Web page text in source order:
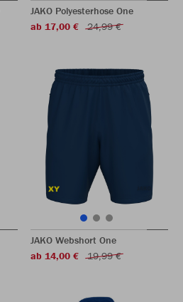
JAKO Polyesterhose One
ab 17,00 €
24,99 €
JAKO Webshort One
ab 14,00 €
19,99 €